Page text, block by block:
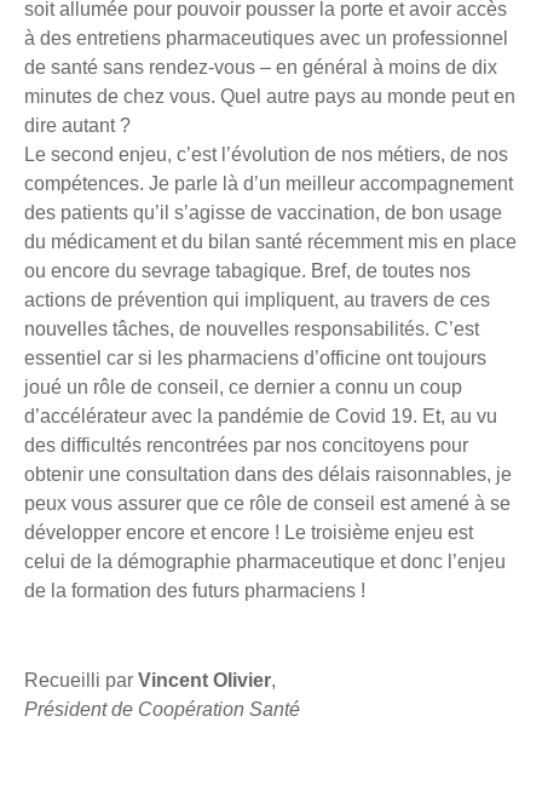
soit allumée pour pouvoir pousser la porte et avoir accès
à des entretiens pharmaceutiques avec un professionnel
de santé sans rendez-vous – en général à moins de dix
minutes de chez vous. Quel autre pays au monde peut en
dire autant ?
Le second enjeu, c’est l’évolution de nos métiers, de nos
compétences. Je parle là d’un meilleur accompagnement
des patients qu’il s’agisse de vaccination, de bon usage
du médicament et du bilan santé récemment mis en place
ou encore du sevrage tabagique. Bref, de toutes nos
actions de prévention qui impliquent, au travers de ces
nouvelles tâches, de nouvelles responsabilités. C’est
essentiel car si les pharmaciens d’officine ont toujours
joué un rôle de conseil, ce dernier a connu un coup
d’accélérateur avec la pandémie de Covid 19. Et, au vu
des difficultés rencontrées par nos concitoyens pour
obtenir une consultation dans des délais raisonnables, je
peux vous assurer que ce rôle de conseil est amené à se
développer encore et encore ! Le troisième enjeu est
celui de la démographie pharmaceutique et donc l’enjeu
de la formation des futurs pharmaciens !
Recueilli par Vincent Olivier,
Président de Coopération Santé